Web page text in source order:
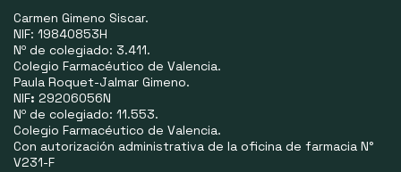
Carmen Gimeno Siscar.
NIF: 19840853H
Nº de colegiado: 3.411.
Colegio Farmacéutico de Valencia.
Paula Roquet-Jalmar Gimeno.
NIF: 29206056N
Nº de colegiado: 11.553.
Colegio Farmacéutico de Valencia.
Con autorización administrativa de la oficina de farmacia N°
V231-F